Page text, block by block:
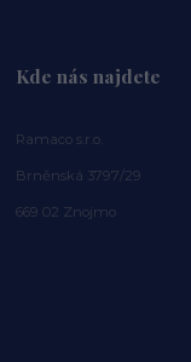
Kde nás najdete
Ramaco s.r.o.
Brněnská 3797/29
669 02 Znojmo